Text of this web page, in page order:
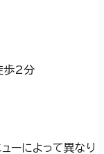
歩2分
ーによって異なり